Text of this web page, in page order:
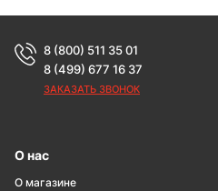
8 (800) 511 35 01
8 (499) 677 16 37
ЗАКАЗАТЬ ЗВОНОК
О нас
О магазине